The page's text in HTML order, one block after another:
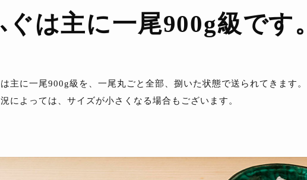
ぐは主に一尾900g級です。
主に一尾900g級を、一尾丸ごと全部、捌いた状態で送られてきます。
によっては、サイズが小さくなる場合もございます。